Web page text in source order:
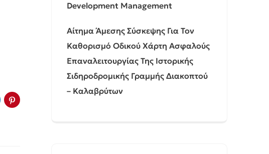
Development Management
Αίτημα Άμεσης Σύσκεψης Για Τον
Καθορισμό Οδικού Χάρτη Ασφαλούς
Επαναλειτουργίας Της Ιστορικής
Σιδηροδρομικής Γραμμής Διακοπτού
– Καλαβρύτων